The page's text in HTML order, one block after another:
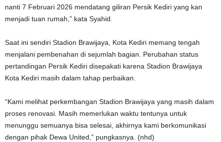
nanti 7 Februari 2026 mendatang giliran Persik Kediri yang kan
menjadi tuan rumah,” kata Syahid.
Saat ini sendiri Stadion Brawijaya, Kota Kediri memang tengah
menjalani pembenahan di sejumlah bagian. Perubahan status
pertandingan Persik Kediri disepakati karena Stadion Brawijaya
Kota Kediri masih dalam tahap perbaikan.
“Kami melihat perkembangan Stadion Brawijaya yang masih dalam
proses renovasi. Masih memerlukan waktu tentunya untuk
menunggu semuanya bisa selesai, akhirnya kami berkomunikasi
dengan pihak Dewa United,” pungkasnya. (nhd)